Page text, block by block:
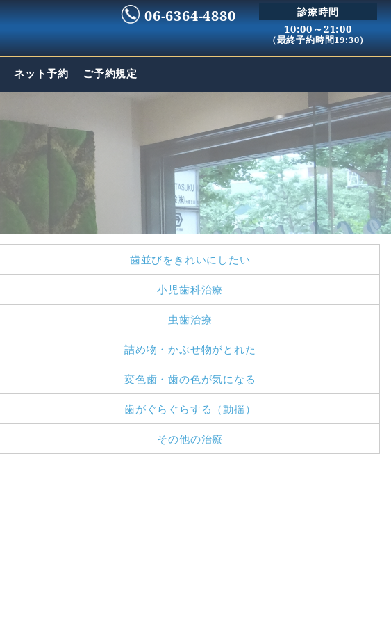
06-6364-4880 診療時間
10:00～21:00
（最終予約時間19:30）
ネット予約 ご予約規定
歯並びをきれいにしたい
小児歯科治療
虫歯治療
詰め物・かぶせ物がとれた
変色歯・歯の色が気になる
歯がぐらぐらする（動揺）
その他の治療